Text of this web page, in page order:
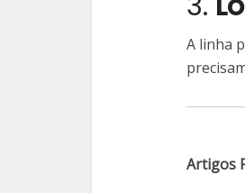
A linha
Artigos